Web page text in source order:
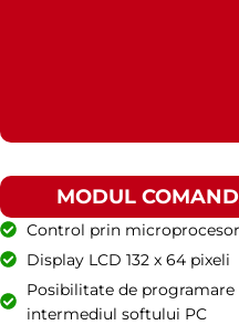
MODUL
Control prin microprocesor
Display LCD 132 x 64 pixeli
Posibilitate de
intermediul softului PC